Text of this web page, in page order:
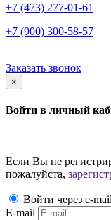
+7 (473) 277-01-61
+7 (900) 300-58-57
Заказать звонок
×
Войти в личный
Если Вы не
пожалуйста,
Войти через e-mail
E-mail